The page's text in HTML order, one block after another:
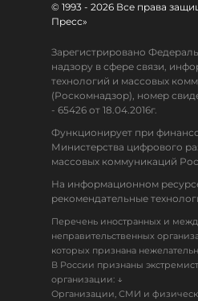
© 1993 - 2026 Все права
Пресс»
Зарегистрировано
надзору в сфере связи,
технологий и массовых
(Роскомнадзор), номер
- 65426 от 18.04.2016г.
Функционирует при
Министерства цифрового
массовых коммуникаций
На информационном
рекомендательные
Перечень иностранных и
неправительственных
которых признана
В России признаны
организации: ↓
Организации, СМИ и